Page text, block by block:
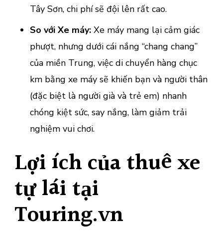
Tây Sơn, chi phí sẽ đội lên rất cao.
So với Xe máy:Xe máy mang lại cảm giác
phượt, nhưng dưới cái nắng “chang chang”
của miền Trung, việc di chuyển hàng chục
km bằng xe máy sẽ khiến bạn và người thân
(đặc biệt là người già và trẻ em) nhanh
chóng kiệt sức, say nắng, làm giảm trải
nghiệm vui chơi.
Lợi ích của thuê xe
tự lái tại
Touring.vn